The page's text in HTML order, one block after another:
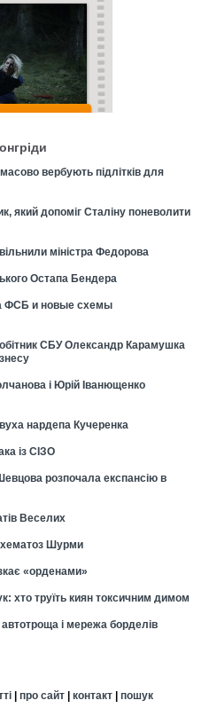
вербують підлітків для
який допоміг Сталіну поневолити
міністра Федорова
Остапа Бендера
ФСБ и новые схемы
СБУ Олександр Карамушка
і Юрій Іванющенко
нардепа Кучеренка
із СІЗО
розпочала експансію в
Веселих
Шурми
«орденами»
хто труїть киян токсичним димом
і мережа борделів
| про сайт| контакт| пошук